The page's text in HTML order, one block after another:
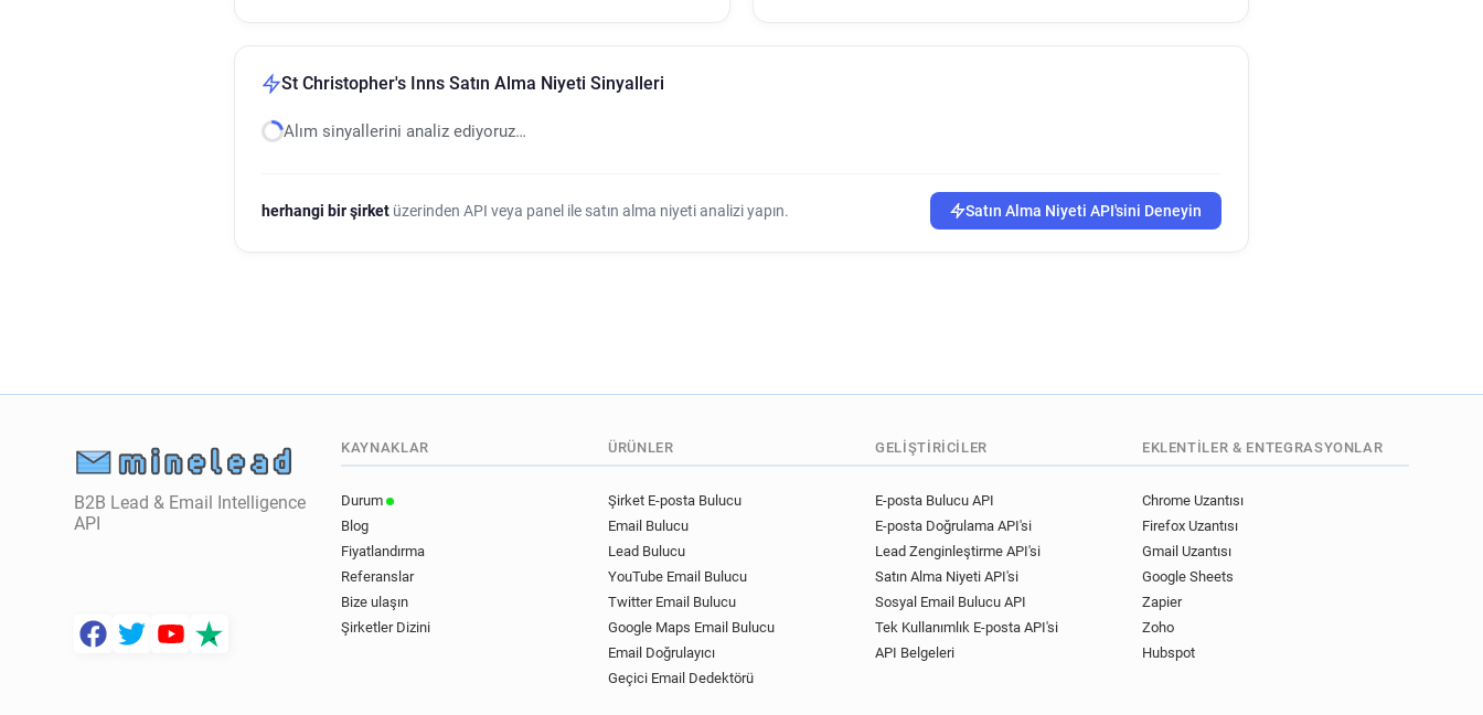
h***********@st-christophers.co.uk
h*******@st-christophers.co.uk
d*********@st-christophers.co.uk
v************@st-christophers.co.uk
St Christopher's Inns Satın Alma Niyeti Sinyalleri
Alım sinyallerini analiz ediyoruz…
herhangi bir şirket üzerinden API veya panel ile satın alma niyeti analizi yapın. Satın Alma Niyeti API'sini Deneyin
B2B Lead & Email Intelligence
API
KAYNAKLAR
Durum
Blog
Fiyatlandırma
Referanslar
Bize ulaşın
Şirketler Dizini
ÜRÜNLER
Şirket E-posta Bulucu
Email Bulucu
Lead Bulucu
YouTube Email Bulucu
Twitter Email Bulucu
Google Maps Email Bulucu
Email Doğrulayıcı
Geçici Email Dedektörü
GELIŞTIRICILER
E-posta Bulucu API
E-posta Doğrulama API'si
Lead Zenginleştirme API'si
Satın Alma Niyeti API'si
Sosyal Email Bulucu API
Tek Kullanımlık E-posta API'si
API Belgeleri
EKLENTILER & ENTEGRASYONLAR
Chrome Uzantısı
Firefox Uzantısı
Gmail Uzantısı
Google Sheets
Zapier
Zoho
Hubspot